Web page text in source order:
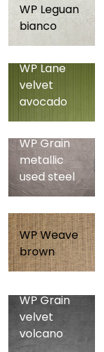
WP Leguan
bianco
WP Lane
velvet
avocado
WP Grain
metallic
used steel
WP Weave
brown
WP Grain
velvet
volcano